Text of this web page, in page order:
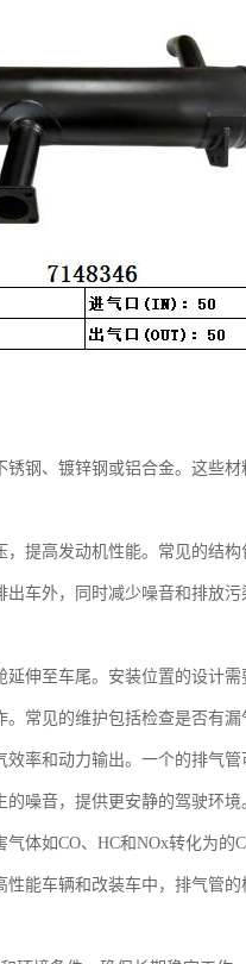
钢、镀锌钢或铝合金。这些
提高发动机性能。常见的结构
车外，同时减少噪音和排放
伸至车尾。安装位置的设计需
常见的维护包括检查是否有漏
率和动力输出。一个的排气管
噪音，提供更安静的驾驶环境
体如CO、HC和NOx转化为的
能车辆和改装车中，排气管